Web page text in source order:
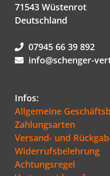
71543 Wüstenrot
Deutschland
07945 66 39 892
info@schenger-
Infos:
Allgemeine
Zahlungsarten
Versand- und
Widerrufsbelehrung
Achtungsregel